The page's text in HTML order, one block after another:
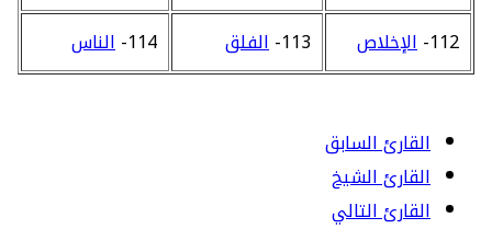
112- الإخلاص 113- الفلق 114- الناس
القارئ السابق
القارئ الشيخ
القارئ التالي